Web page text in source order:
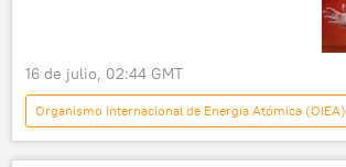
16 de julio, 02:44 GMT
Organismo Internacional de Energía Atómica (OIEA)
Internacional
Rafael Grossi